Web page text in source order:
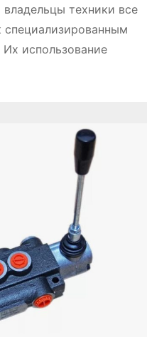
техники все
использование